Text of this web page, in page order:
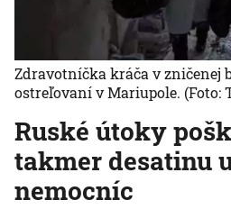
Ruské útoky
takmer desatinu
nemocníc
Zdravotníčka kráča v zničenej
ostreľovaní v Mariupole. (Foto: